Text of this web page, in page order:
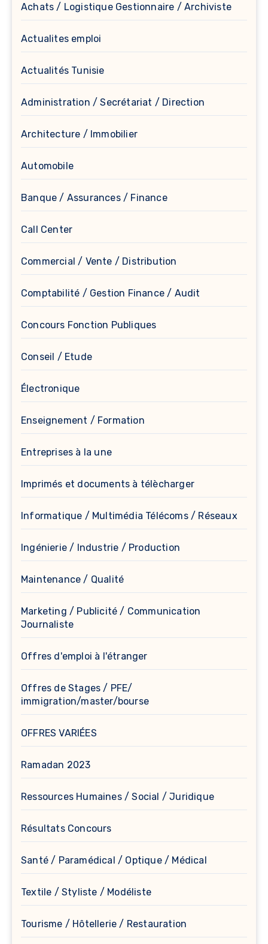
Achats / Logistique Gestionnaire / Archiviste
Actualites emploi
Actualités Tunisie
Administration / Secrétariat / Direction
Architecture / Immobilier
Automobile
Banque / Assurances / Finance
Call Center
Commercial / Vente / Distribution
Comptabilité / Gestion Finance / Audit
Concours Fonction Publiques
Conseil / Etude
Électronique
Enseignement / Formation
Entreprises à la une
Imprimés et documents à télècharger
Informatique / Multimédia Télécoms / Réseaux
Ingénierie / Industrie / Production
Maintenance / Qualité
Marketing / Publicité / Communication
Journaliste
Offres d'emploi à l'étranger
Offres de Stages / PFE/
immigration/master/bourse
OFFRES VARIÉES
Ramadan 2023
Ressources Humaines / Social / Juridique
Résultats Concours
Santé / Paramédical / Optique / Médical
Textile / Styliste / Modéliste
Tourisme / Hôtellerie / Restauration